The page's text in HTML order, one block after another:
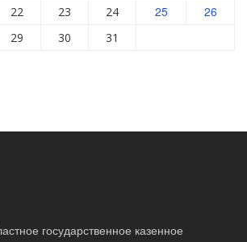
22 23 24 25 26
29 30 31
государственное казенное